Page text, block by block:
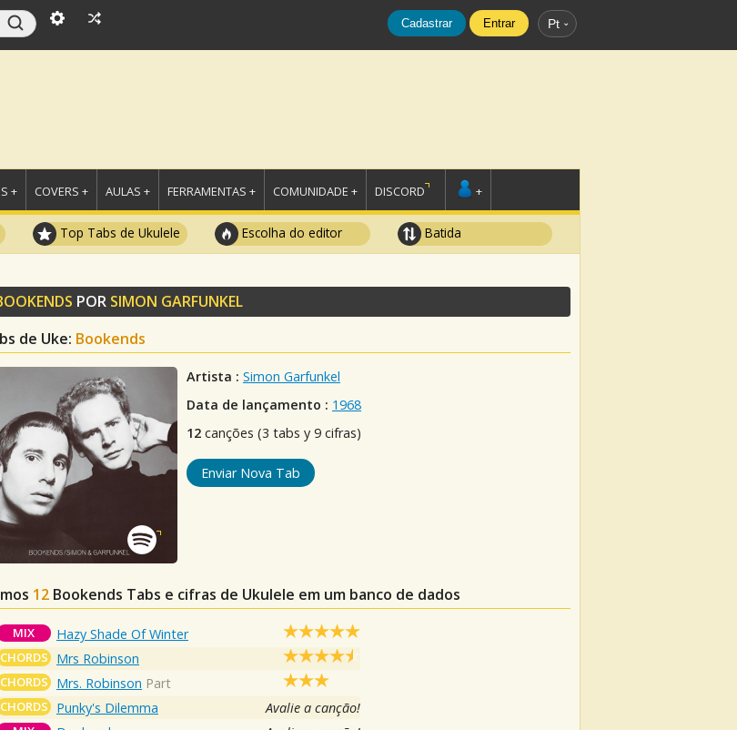
Cadastrar Entrar Pt
+ COVERS + AULAS + FERRAMENTAS + COMUNIDADE + DISCORD +
Top Tabs de Ukulele Escolha do editor Batida
POR SIMON GARFUNKEL
de Uke: Bookends
Artista : Simon Garfunkel
Data de lançamento : 1968
12 canções (3 tabs y 9 cifras)
Enviar Nova Tab
12 Bookends Tabs e cifras de Ukulele em um banco de dados
MIX Hazy Shade Of Winter
CHORDS Mrs Robinson
CHORDS Mrs. Robinson Part
CHORDS Punky's Dilemma Avalie a canção!